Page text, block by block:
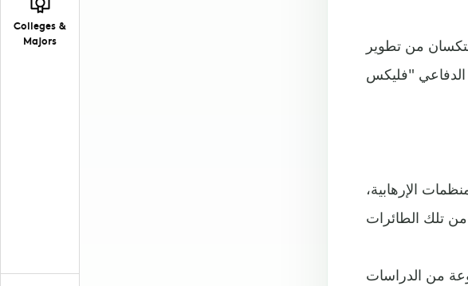
Colleges &
Majors
من تطوير
الإرهابية،
من الدراسات